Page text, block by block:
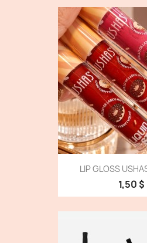
LIP GLOSS
1,50 $